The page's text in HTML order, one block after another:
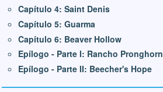
Capítulo 4: Saint Denis
Capítulo 5: Guarma
Capítulo 6: Beaver Hollow
Epílogo - Parte I: Rancho Pronghorn
Epílogo - Parte II: Beecher's Hope